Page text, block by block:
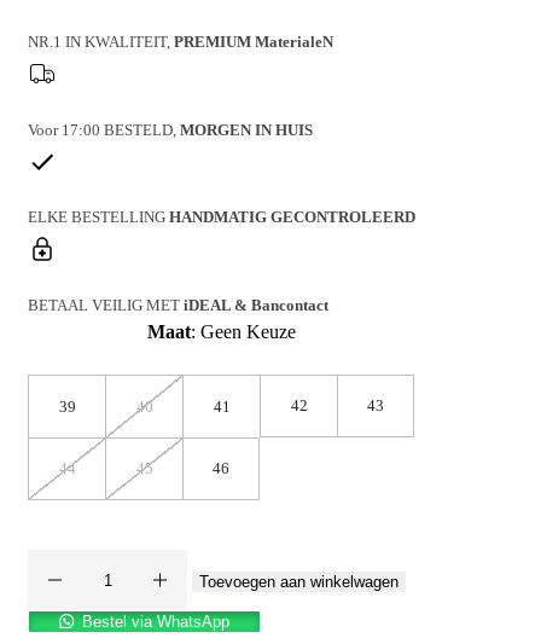
NR.1 IN KWALITEIT, PREMIUM MaterialeN
Voor 17:00 BESTELD, MORGEN IN HUIS
ELKE BESTELLING HANDMATIG GECONTROLEERD
BETAAL VEILIG MET iDEAL & Bancontact
Maat: Geen Keuze
39 40 41 42 43
44 45 46
Loro
Piana
instappers
Toevoegen aan winkelwagen
Bestel via WhatsApp